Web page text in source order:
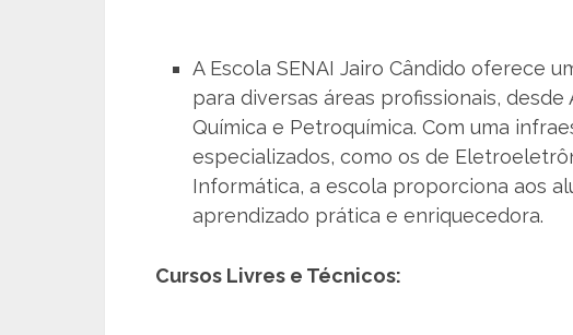
A Escola SENAI Jairo Cândido oferece
para diversas áreas profissionais,
Química e Petroquímica. Com uma
especializados, como os de
Informática, a escola proporciona aos
aprendizado prática e enriquecedora.
Cursos Livres e Técnicos: